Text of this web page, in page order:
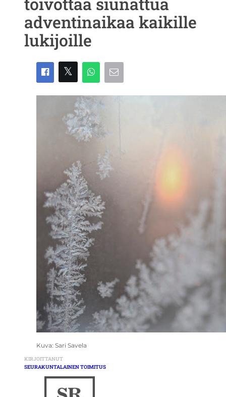
adventinaikaa kaikille
lukijoille
Kuva: Sari Savela
KIRJOITTANUT
SEURAKUNTALAINEN TOIMITUS